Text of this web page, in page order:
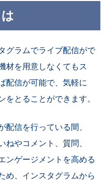
グラムでライブ配信がで
材を用意しなくてもス
配信が可能で、気軽に
とることができます。
信を行っている間、
やコメント、質問、
ンゲージメントを高める
め、インスタグラムから